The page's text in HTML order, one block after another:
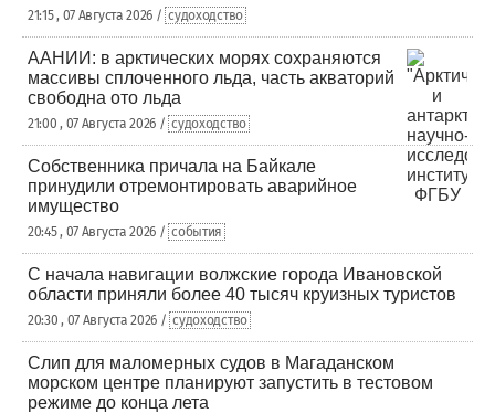
21:15 , 07 Августа 2026 / судоходство
ААНИИ: в арктических морях сохраняются
массивы сплоченного льда, часть акваторий
свободна ото льда
21:00 , 07 Августа 2026 / судоходство
Собственника причала на Байкале
принудили отремонтировать аварийное
имущество
20:45 , 07 Августа 2026 / события
С начала навигации волжские города Ивановской
области приняли более 40 тысяч круизных туристов
20:30 , 07 Августа 2026 / судоходство
Слип для маломерных судов в Магаданском
морском центре планируют запустить в тестовом
режиме до конца лета